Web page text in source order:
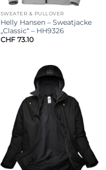
SWEATER & PULLOVER
Helly Hansen – Sweatjacke
„Classic“ – HH9326
CHF73.10